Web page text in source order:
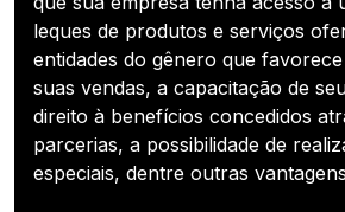
leques de produtos e serviços
entidades do gênero que
suas vendas, a capacitação de
direito à benefícios concedidos
parcerias, a possibilidade de
especiais, dentre outras